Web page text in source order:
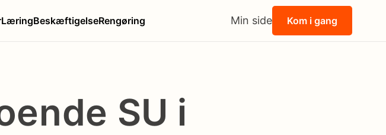
LæringBeskæftigelseRengøring Min side Kom i gang
SU i